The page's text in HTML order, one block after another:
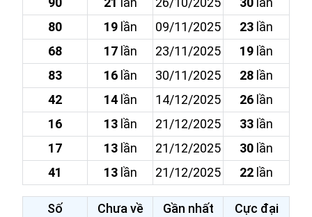
80
19lần 09/11/2025 23 lần
68
17lần 23/11/2025 19 lần
83
16lần 30/11/2025 28 lần
42
14lần 14/12/2025 26 lần
16
13lần 21/12/2025 33 lần
17
13lần 21/12/2025 30 lần
41
13lần 21/12/2025 22 lần
Số Chưa về Gần nhất
Cực đại